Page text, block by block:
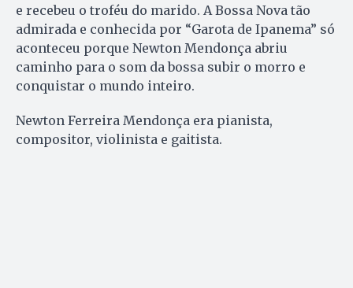
e recebeu o troféu do marido. A Bossa Nova tão
admirada e conhecida por “Garota de Ipanema” só
aconteceu porque Newton Mendonça abriu
caminho para o som da bossa subir o morro e
conquistar o mundo inteiro.
Newton Ferreira Mendonça era pianista,
compositor, violinista e gaitista.